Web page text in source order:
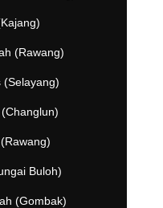
(Rawang)
(Selayang)
Buloh)
(Gombak)